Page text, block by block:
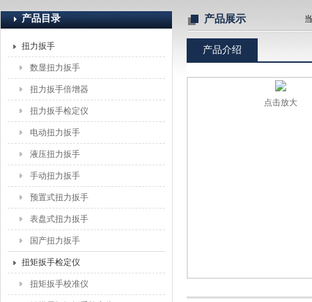
产品目录
扭力扳手
数显扭力扳手
扭力扳手倍增器
扭力扳手检定仪
电动扭力扳手
液压扭力扳手
手动扭力扳手
预置式扭力扳手
表盘式扭力扳手
国产扭力扳手
扭矩扳手检定仪
扭矩扳手校准仪
产品展示
产品介绍
点击放大